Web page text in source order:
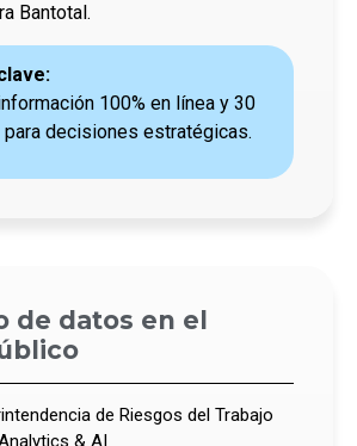
Bantotal.
100% en línea y 30
decisiones estratégicas.
de datos en el
de Riesgos del Trabajo
& AI